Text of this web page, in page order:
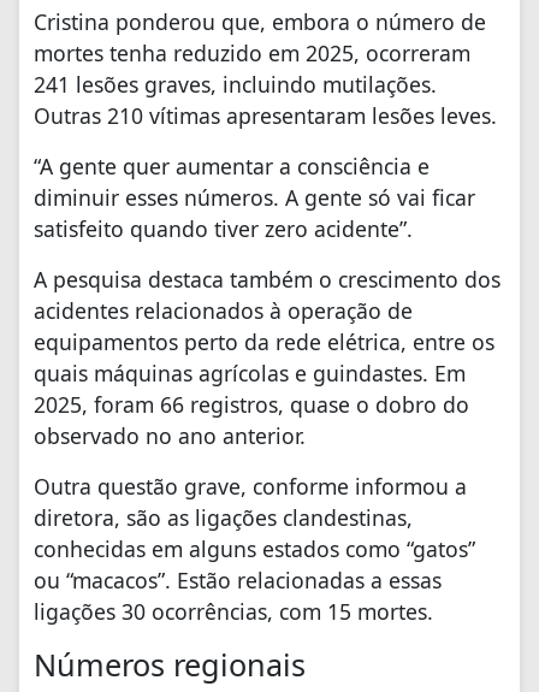
Cristina ponderou que, embora o número de
mortes tenha reduzido em 2025, ocorreram
241 lesões graves, incluindo mutilações.
Outras 210 vítimas apresentaram lesões leves.
“A gente quer aumentar a consciência e
diminuir esses números. A gente só vai ficar
satisfeito quando tiver zero acidente”.
A pesquisa destaca também o crescimento dos
acidentes relacionados à operação de
equipamentos perto da rede elétrica, entre os
quais máquinas agrícolas e guindastes. Em
2025, foram 66 registros, quase o dobro do
observado no ano anterior.
Outra questão grave, conforme informou a
diretora, são as ligações clandestinas,
conhecidas em alguns estados como “gatos”
ou “macacos”. Estão relacionadas a essas
ligações 30 ocorrências, com 15 mortes.
Números regionais